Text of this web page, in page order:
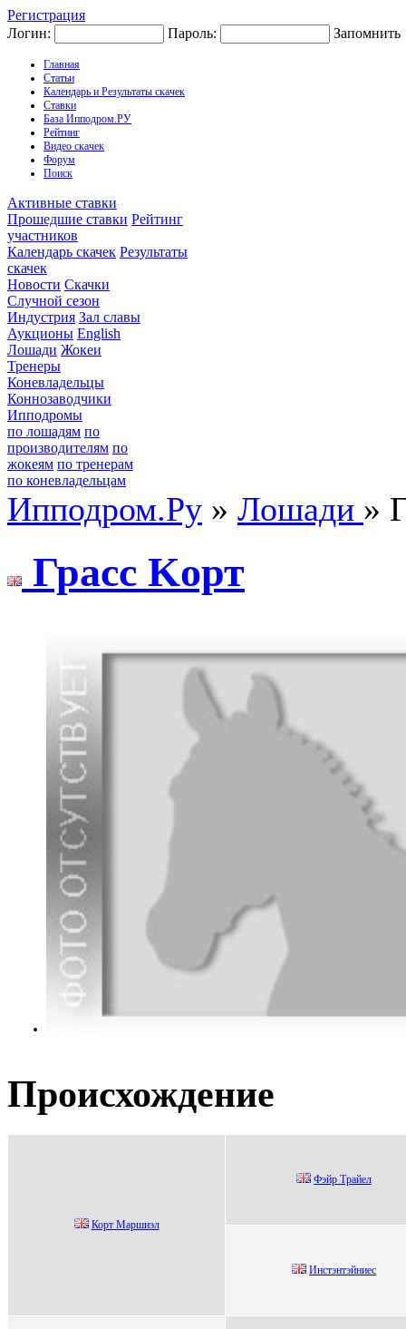
Регистрация
Логин:
Пароль: Запомнить
Главная
Статьи
Календарь и Результаты скачек
Ставки
База Ипподром.РУ
Рейтинг
Видео скачек
Форум
Поиск
Активные ставки
Прошедшие ставки Рейтинг
участников
Календарь скачек Результаты
скачек
Новости Скачки
Случной сезон
Индустрия Зал славы
Аукционы English
Лошади Жокеи
Тренеры
Коневладельцы
Коннозаводчики
Ипподромы
по лошадям по
производителям по
жокеям по тренерам
по коневладельцам
Ипподром.Ру » Лошади »
Грacc Koрт
Происхождение
Коpт Маpшиэл
Фэйp Tpaйел
Инстэнтэйниес